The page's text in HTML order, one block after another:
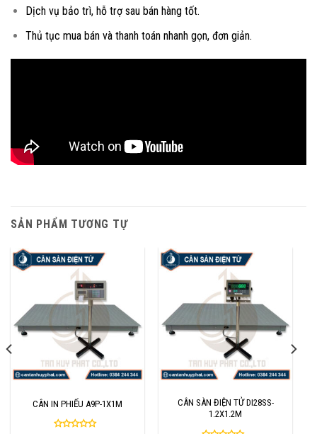
Dịch vụ bảo trì, hỗ trợ sau bán hàng tốt.
Thủ tục mua bán và thanh toán nhanh gọn, đơn giản.
SẢN PHẨM TƯƠNG TỰ
CÂN IN PHIẾU A9P-1X1M
CÂN SÀN ĐIỆN TỬ DI28SS-
1.2X1.2M